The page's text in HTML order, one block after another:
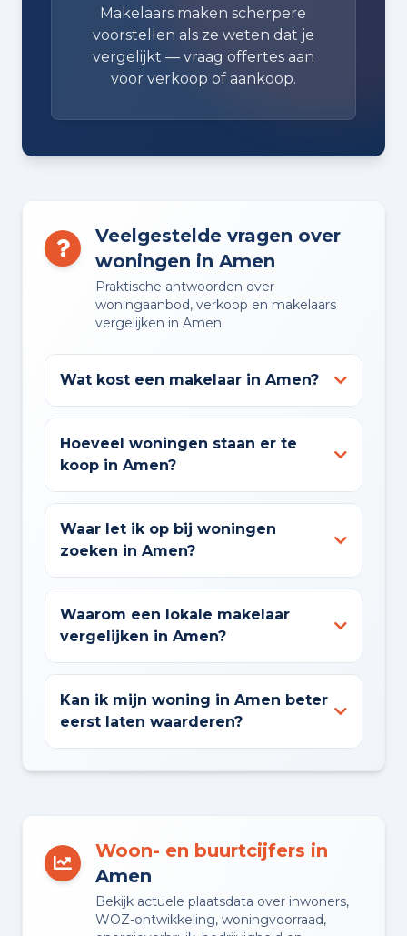
Makelaars maken scherpere
voorstellen als ze weten dat je
vergelijkt — vraag offertes aan
voor verkoop of aankoop.
Veelgestelde vragen over
woningen in Amen
Praktische antwoorden over
woningaanbod, verkoop en makelaars
vergelijken in Amen.
Wat kost een makelaar in Amen?
Hoeveel woningen staan er te
koop in Amen?
Waar let ik op bij woningen
zoeken in Amen?
Waarom een lokale makelaar
vergelijken in Amen?
Kan ik mijn woning in Amen beter
eerst laten waarderen?
Woon- en buurtcijfers in
Amen
Bekijk actuele plaatsdata over inwoners,
WOZ-ontwikkeling, woningvoorraad,